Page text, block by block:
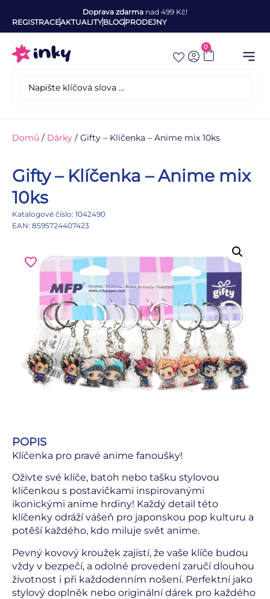
Doprava zdarma nad 499 Kč!
REGISTRACEAKTUALITYBLOGPRODEJNY
0
Domů / Dárky / Gifty – Klíčenka – Anime mix 10ks
Gifty – Klíčenka – Anime mix
10ks
Katalogové číslo: 1042490
EAN: 8595724407423
POPIS
Klíčenka pro pravé anime fanoušky!
Oživte své klíče, batoh nebo tašku stylovou
klíčenkou s postavičkami inspirovanými
ikonickými anime hrdiny! Každý detail této
klíčenky odráží vášeň pro japonskou pop kulturu a
potěší každého, kdo miluje svět anime.
Pevný kovový kroužek zajistí, že vaše klíče budou
vždy v bezpečí, a odolné provedení zaručí dlouhou
životnost i při každodenním nošení. Perfektní jako
stylový doplněk nebo originální dárek pro každého